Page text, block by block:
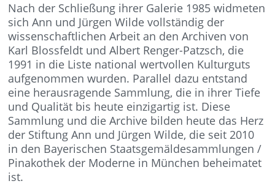
Nach der Schließung ihrer Galerie 1985 widmeten
sich Ann und Jürgen Wilde vollständig der
wissenschaftlichen Arbeit an den Archiven von
Karl Blossfeldt und Albert Renger-Patzsch, die
1991 in die Liste national wertvollen Kulturguts
aufgenommen wurden. Parallel dazu entstand
eine herausragende Sammlung, die in ihrer Tiefe
und Qualität bis heute einzigartig ist. Diese
Sammlung und die Archive bilden heute das Herz
der Stiftung Ann und Jürgen Wilde, die seit 2010
in den Bayerischen Staatsgemäldesammlungen /
Pinakothek der Moderne in München beheimatet
ist.